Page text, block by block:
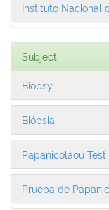
Instituto Nacional
Subject
Biopsy
Biópsia
Papanicolaou Test
Prueba de